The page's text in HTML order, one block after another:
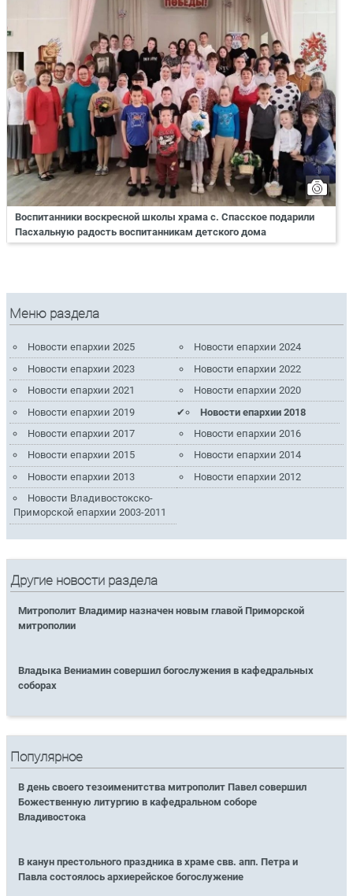
Воспитанники воскресной школы храма с. Спасское подарили
Пасхальную радость воспитанникам детского дома
Меню раздела
Новости епархии 2025
Новости епархии 2024
Новости епархии 2023
Новости епархии 2022
Новости епархии 2021
Новости епархии 2020
Новости епархии 2019
Новости епархии 2018
Новости епархии 2017
Новости епархии 2016
Новости епархии 2015
Новости епархии 2014
Новости епархии 2013
Новости епархии 2012
Новости Владивостокско-
Приморской епархии 2003-2011
Другие новости раздела
Митрополит Владимир назначен новым главой Приморской
митрополии
Владыка Вениамин совершил богослужения в кафедральных
соборах
Популярное
В день своего тезоименитства митрополит Павел совершил
Божественную литургию в кафедральном соборе
Владивостока
В канун престольного праздника в храме свв. апп. Петра и
Павла состоялось архиерейское богослужение